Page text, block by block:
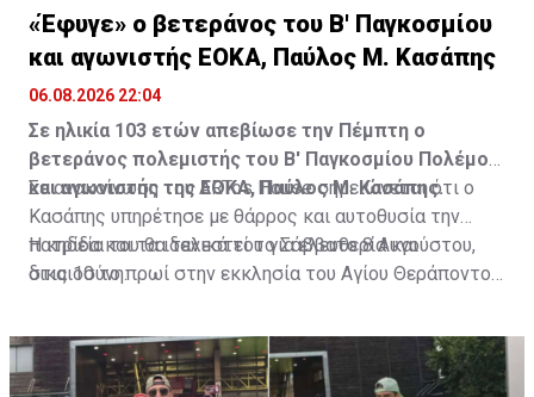
«Έφυγε» ο βετεράνος του Β' Παγκοσμίου
και αγωνιστής ΕΟΚΑ, Παύλος Μ. Κασάπης
06.08.2026 22:04
Σε ηλικία 103 ετών απεβίωσε την Πέμπτη ο
βετεράνος πολεμιστής του Β' Παγκοσμίου Πολέμου
και αγωνιστής της ΕΟΚΑ, Παύλος Μ. Κασάπης.
Σε ανακοίνωση του ARTos House σημειώνεται ότι ο
Κασάπης υπηρέτησε με θάρρος και αυτοθυσία την
πατρίδα και τα ιδανικά του για ελευθερία και
δικαιοσύνη.
Η κηδεία του θα τελεστεί το Σάββατο 8 Αυγούστου,
στις 10 το πρωί στην εκκλησία του Αγίου Θεράποντος
Πηγή: ΚΥΠΕ